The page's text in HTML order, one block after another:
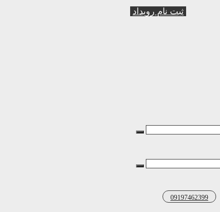
ثبت نام رویداد
09197462399